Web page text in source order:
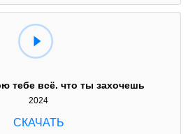
тебе всё. что ты захочешь
2024